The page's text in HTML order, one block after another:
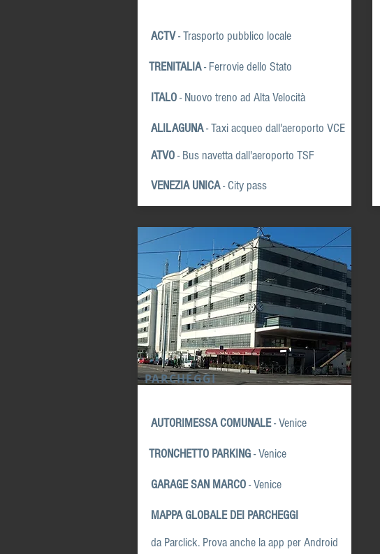
ACTV- Trasporto pubblico locale
TRENITALIA- Ferrovie dello Stato
ITALO- Nuovo treno ad Alta Velocità
ALILAGUNA- Taxi acqueo dall'aeroporto VCE
ATVO- Bus navetta dall'aeroporto TSF
VENEZIA UNICA- City pass
PARCHEGGI
AUTORIMESSA COMUNALE- Venice
TRONCHETTO PARKING- Venice
GARAGE SAN MARCO- Venice
MAPPA GLOBALE DEI PARCHEGGI
da Parclick. Prova anche la app per Android